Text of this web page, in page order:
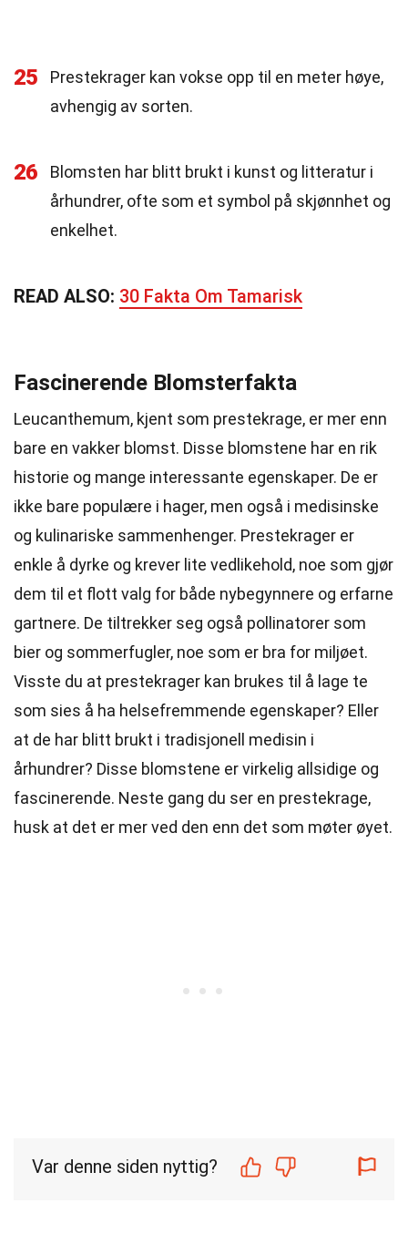
25
Prestekrager kan vokse opp til en meter høye,
avhengig av sorten.
26
Blomsten har blitt brukt i kunst og litteratur i
århundrer, ofte som et symbol på skjønnhet og
enkelhet.
READ ALSO: 30 Fakta Om Tamarisk
Fascinerende Blomsterfakta
Leucanthemum, kjent som prestekrage, er mer enn
bare en vakker blomst. Disse blomstene har en rik
historie og mange interessante egenskaper. De er
ikke bare populære i hager, men også i medisinske
og kulinariske sammenhenger. Prestekrager er
enkle å dyrke og krever lite vedlikehold, noe som gjør
dem til et flott valg for både nybegynnere og erfarne
gartnere. De tiltrekker seg også pollinatorer som
bier og sommerfugler, noe som er bra for miljøet.
Visste du at prestekrager kan brukes til å lage te
som sies å ha helsefremmende egenskaper? Eller
at de har blitt brukt i tradisjonell medisin i
århundrer? Disse blomstene er virkelig allsidige og
fascinerende. Neste gang du ser en prestekrage,
husk at det er mer ved den enn det som møter øyet.
Var denne siden nyttig?